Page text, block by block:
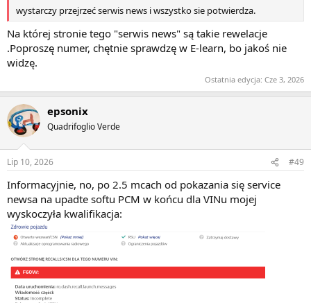
wystarczy przejrzeć serwis news i wszystko sie potwierdza.
Na której stronie tego "serwis news" są takie rewelacje
.Poproszę numer, chętnie sprawdzę w E-learn, bo jakoś nie
widzę.
Ostatnia edycja: Cze 3, 2026
epsonix
Quadrifoglio Verde
Lip 10, 2026 #49
Informacyjnie, no, po 2.5 mcach od pokazania się service
newsa na upadte softu PCM w końcu dla VINu mojej
wyskoczyła kwalifikacja: